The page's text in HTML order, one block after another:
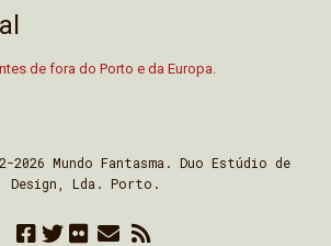
de fora do Porto e da Europa.
2026 Mundo Fantasma. Duo Estúdio de
Design, Lda. Porto.